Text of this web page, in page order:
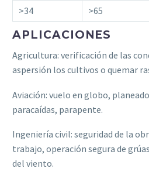
>34
>65
APLICACIONES
Agricultura: verificación de las
aspersión los cultivos o quemar
Aviación: vuelo en globo,
paracaídas, parapente.
Ingeniería civil: seguridad de la
trabajo, operación segura de
del viento.